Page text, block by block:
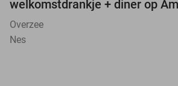
welkomstdrankje + diner op
Overzee
Nes